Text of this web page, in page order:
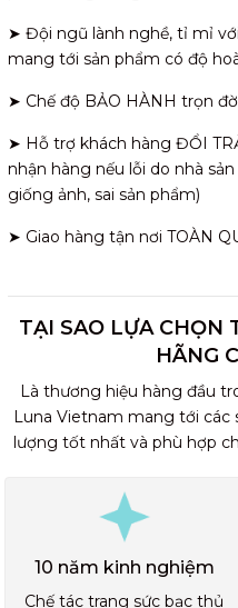
➤ Đội ngũ lành nghề, tỉ mỉ
mang tới sản phẩm có độ
➤ Chế độ BẢO HÀNH trọn
➤ Hỗ trợ khách hàng ĐỔI
nhận hàng nếu lỗi do nhà
giống ảnh, sai sản phẩm)
➤ Giao hàng tận nơi TOÀN
TẠI SAO LỰA CHỌN
HÃNG
Là thương hiệu hàng đầu
Luna Vietnam mang tới các
lượng tốt nhất và phù hợp
10 năm kinh nghiệm
Chế tác trang sức bạc thủ